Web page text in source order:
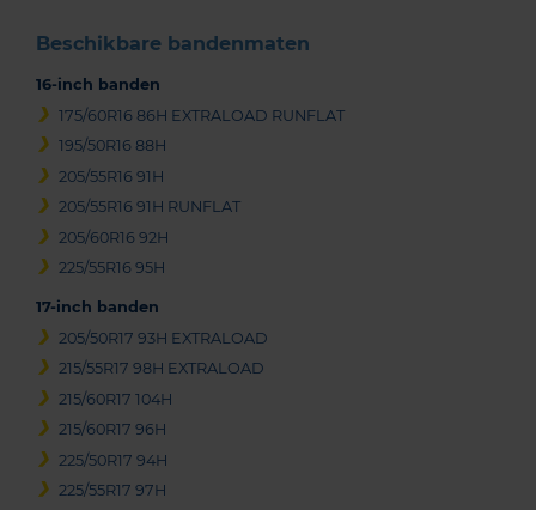
Beschikbare bandenmaten
16-inch banden
175/60R16 86H EXTRALOAD RUNFLAT
195/50R16 88H
205/55R16 91H
205/55R16 91H RUNFLAT
205/60R16 92H
225/55R16 95H
17-inch banden
205/50R17 93H EXTRALOAD
215/55R17 98H EXTRALOAD
215/60R17 104H
215/60R17 96H
225/50R17 94H
225/55R17 97H